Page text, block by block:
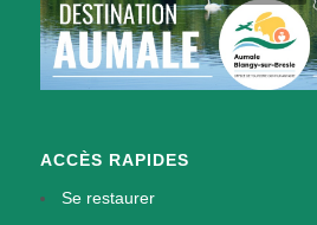
ACCÈS RAPIDES
Se restaurer